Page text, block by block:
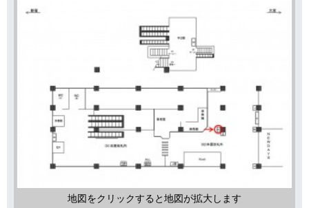
地図をクリックすると地図が拡大します